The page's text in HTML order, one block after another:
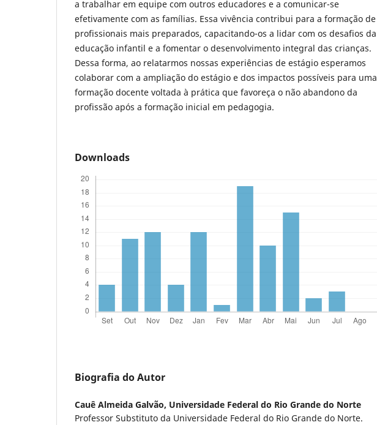
a trabalhar em equipe com outros educadores e a comunicar-se
efetivamente com as famílias. Essa vivência contribui para a formação de
profissionais mais preparados, capacitando-os a lidar com os desafios da
educação infantil e a fomentar o desenvolvimento integral das crianças.
Dessa forma, ao relatarmos nossas experiências de estágio esperamos
colaborar com a ampliação do estágio e dos impactos possíveis para uma
formação docente voltada à prática que favoreça o não abandono da
profissão após a formação inicial em pedagogia.
Downloads
Biografia do Autor
Cauê Almeida Galvão, Universidade Federal do Rio Grande do Norte
Professor Substituto da Universidade Federal do Rio Grande do Norte.